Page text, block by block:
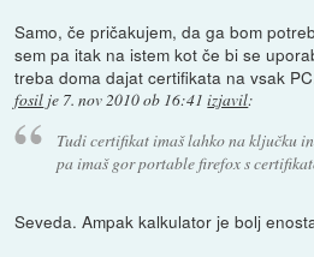
Samo, če pričakujem, da ga bom
sem pa itak na istem kot če bi se
treba doma dajat certifikata na vsak
fosil je 7. nov 2010 ob 16:41 izjavil:
Tudi certifikat imaš lahko na ključku
pa imaš gor portable firefox s
Seveda. Ampak kalkulator je bolj